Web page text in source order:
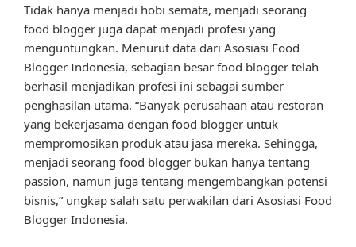
Tidak hanya menjadi hobi semata, menjadi seorang
food blogger juga dapat menjadi profesi yang
menguntungkan. Menurut data dari Asosiasi Food
Blogger Indonesia, sebagian besar food blogger telah
berhasil menjadikan profesi ini sebagai sumber
penghasilan utama. “Banyak perusahaan atau restoran
yang bekerjasama dengan food blogger untuk
mempromosikan produk atau jasa mereka. Sehingga,
menjadi seorang food blogger bukan hanya tentang
passion, namun juga tentang mengembangkan potensi
bisnis,” ungkap salah satu perwakilan dari Asosiasi Food
Blogger Indonesia.